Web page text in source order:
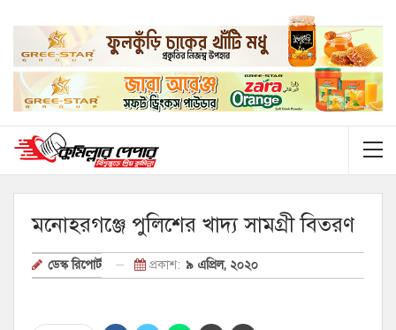
মনোহরগঞ্জে পুলিশের খাদ্য সামগ্রী বিতরণ
ডেস্ক রিপোর্ট প্রকাশ: ৯ এপ্রিল, ২০২০